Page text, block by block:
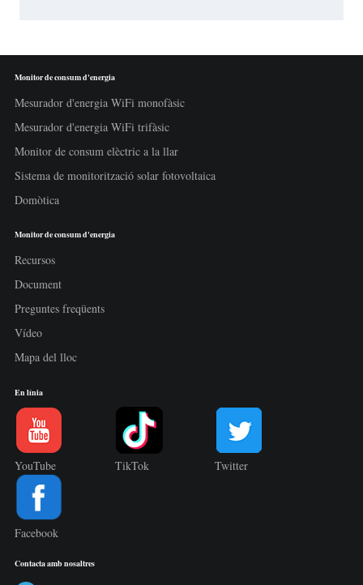
Monitor de consum d'energia
Mesurador d'energia WiFi monofàsic
Mesurador d'energia WiFi trifàsic
Monitor de consum elèctric a la llar
Sistema de monitorització solar fotovoltaica
Domòtica
Monitor de consum d'energia
Recursos
Document
Preguntes freqüents
Vídeo
Mapa del lloc
En línia
YouTube TikTok Twitter
Facebook
Contacta amb nosaltres